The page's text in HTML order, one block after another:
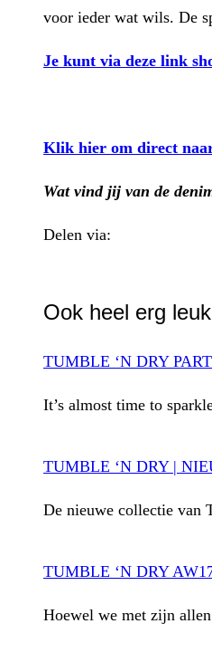
voor ieder wat wils. De
Je kunt via deze link
Klik hier om direct
Wat vind jij van de
Delen via:
Ook heel erg
TUMBLE ‘N DRY
It’s almost time to
TUMBLE ‘N DRY |
De nieuwe collectie van
TUMBLE ‘N DRY
Hoewel we met zijn